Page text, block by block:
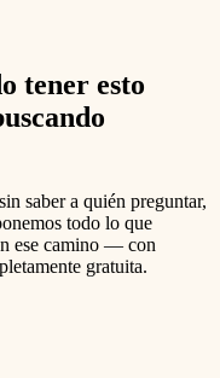
tener esto
saber a quién preguntar,
todo lo que
ese camino — con
gratuita.